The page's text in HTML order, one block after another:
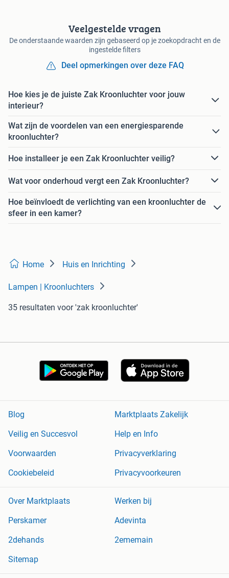
Veelgestelde vragen
De onderstaande waarden zijn gebaseerd op je zoekopdracht en de
ingestelde filters
Deel opmerkingen over deze FAQ
Hoe kies je de juiste Zak Kroonluchter voor jouw
interieur?
Wat zijn de voordelen van een energiesparende
kroonluchter?
Hoe installeer je een Zak Kroonluchter veilig?
Wat voor onderhoud vergt een Zak Kroonluchter?
Hoe beïnvloedt de verlichting van een kroonluchter de
sfeer in een kamer?
Home Huis en Inrichting
Lampen | Kroonluchters
35 resultaten voor 'zak kroonluchter'
Blog
Marktplaats Zakelijk
Veilig en Succesvol
Help en Info
Voorwaarden
Privacyverklaring
Cookiebeleid
Privacyvoorkeuren
Over Marktplaats
Werken bij
Perskamer
Adevinta
2dehands
2ememain
Sitemap